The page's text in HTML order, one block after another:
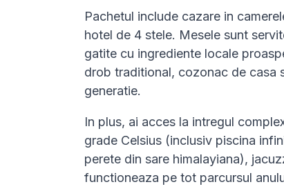
Pachetul include cazare in
hotel de 4 stele. Mesele sunt
gatite cu ingrediente locale
drob traditional, cozonac de casa
generatie.
In plus, ai acces la intregul
grade Celsius (inclusiv piscina
perete din sare himalayiana),
functioneaza pe tot parcursul